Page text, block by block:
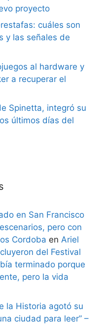
proyecto
cuáles son
y las señales de
al hardware y
a recuperar el
Spinetta, integró su
últimos días del
en San Francisco
pero con
Cordoba en Ariel
del Festival
terminado porque
pero la vida
la Historia agotó su
ciudad para leer” –